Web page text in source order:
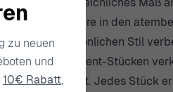
insbesondere in den
nur den persönlichen Stil
Statement-Stücken
macht. Jedes Stück
zu neuen
und
10€ Rabatt,